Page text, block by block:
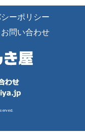
ーポリシー
お問い合わせ